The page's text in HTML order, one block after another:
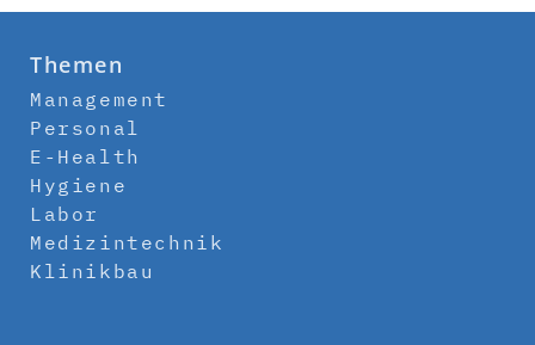
Themen
Management
Personal
E-Health
Hygiene
Labor
Medizintechnik
Klinikbau